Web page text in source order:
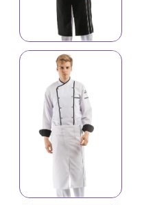
İş önlüyü 4184
İş önlüyü 4183